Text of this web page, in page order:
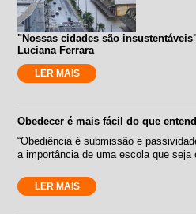
"Nossas cidades são
Luciana Ferrara
LER MAIS
Obedecer é mais fácil do que
“Obediência é submissão e
a importância de uma escola que
LER MAIS